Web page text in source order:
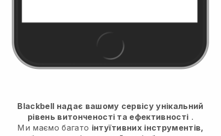
Blackbell надає вашому сервісу унікальний
рівень витонченості та ефективності .
Ми маємо багато інтуїтивних інструментів,